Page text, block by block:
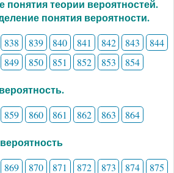
понятия теории вероятностей.
понятия вероятности.
838 839 840 841 842 843
844
849 850 851 852 853 854
859 860 861 862 863 864
869 870 871 872 873 874
875